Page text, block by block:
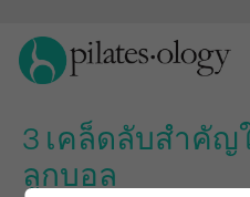
3 เคล็ดลับสำคัญ
ลูกบอล